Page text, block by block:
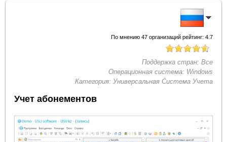
По мнению 47организаций рейтинг: 4.7
Поддержка стран: Все
Операционная система: Windows
Категория: Универсальная Система Учета
Учет абонементов